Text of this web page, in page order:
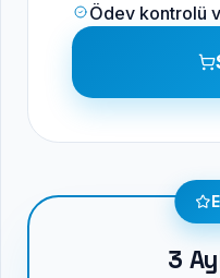
Ödev kontrolü
3